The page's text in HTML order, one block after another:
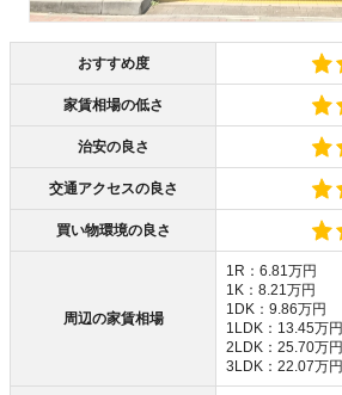
おすすめ度
家賃相場の低さ
治安の良さ
交通アクセスの良さ
買い物環境の良さ
周辺の家賃相場
1R：6.81万円
1K：8.21万円
1DK：9.86万円
1LDK：13.45万円
2LDK：25.70万円
3LDK：22.07万円